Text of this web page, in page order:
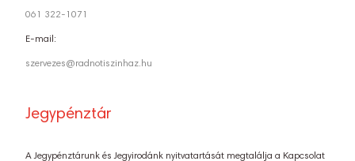
061 322-1071
E-mail:
szervezes@radnotiszinhaz.hu
Jegypénztár
A Jegypénztárunk és Jegyirodánk nyitvatartását megtalálja a Kapcsolat